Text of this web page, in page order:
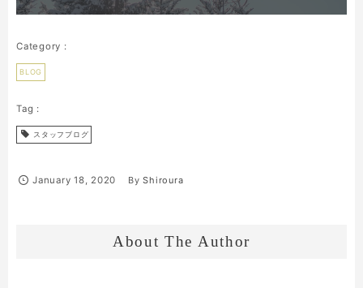
BLOG
スタッフブログ
January 18, 2020 ByShiroura
About The Author